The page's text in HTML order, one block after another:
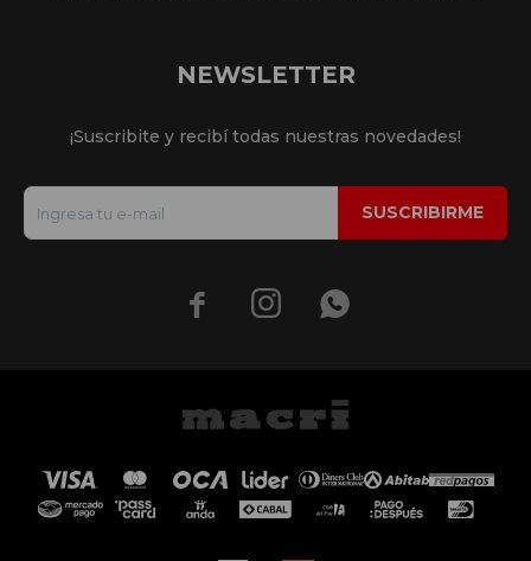
NEWSLETTER
¡Suscribite y recibí todas nuestras novedades!
SUSCRIBIRME
  